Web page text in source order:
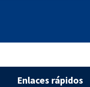
Enlaces rápidos